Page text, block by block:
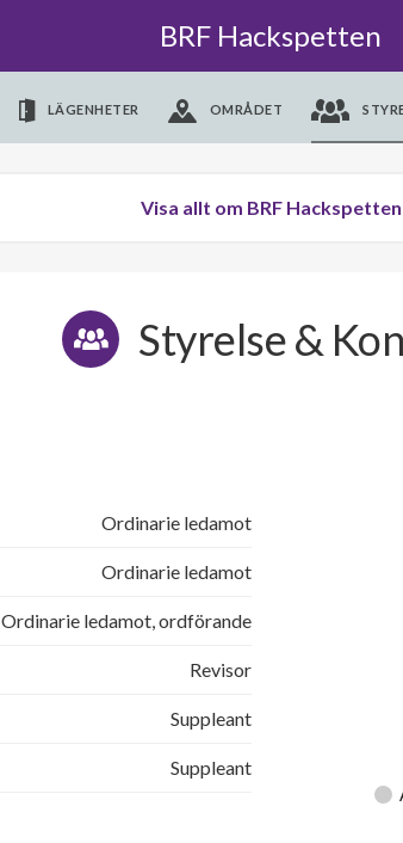
BRF Hackspetten
LÄGENHETER OMRÅDET
Visa allt om BRF Hackspetten
Styrelse &
Ordinarie ledamot
Ordinarie ledamot
Ordinarie ledamot, ordförande
Revisor
Suppleant
Suppleant